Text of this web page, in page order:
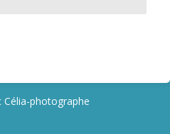
photographe